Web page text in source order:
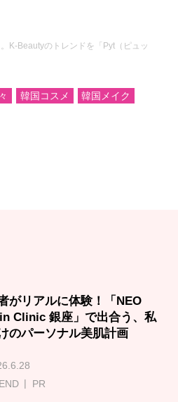
K-Beautyのトレンドを「Pyt（ピュッ
韓国コスメ
韓国メイク
がリアルに体験！「NEO
Clinic 銀座」で出合う、私
のパーソナル美肌計画
PR